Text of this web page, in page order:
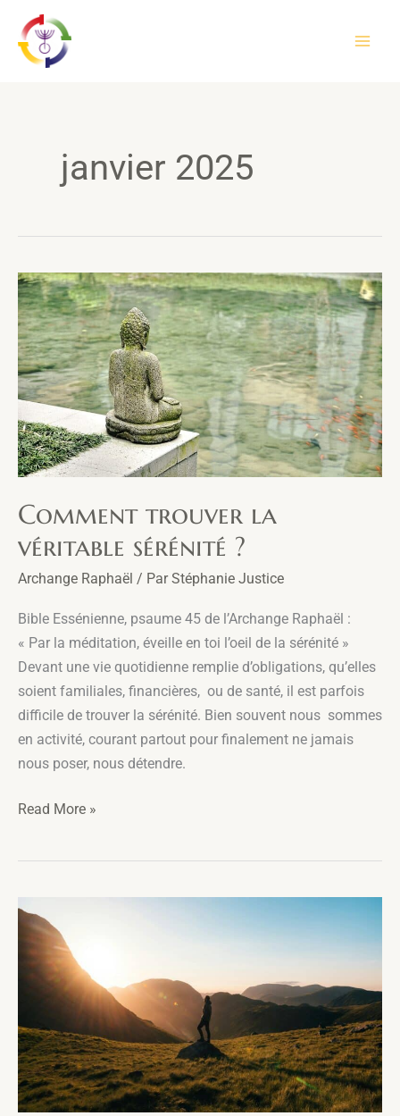
contenu
janvier 2025
Comment trouver la
véritable sérénité ?
Archange Raphaël / ParStéphanie Justice
Bible Essénienne, psaume 45 de l’Archange Raphaël :
« Par la méditation, éveille en toi l’oeil de la sérénité »
Devant une vie quotidienne remplie d’obligations, qu’elles
soient familiales, financières, ou de santé, il est parfois
difficile de trouver la sérénité. Bien souvent nous sommes
en activité, courant partout pour finalement ne jamais
nous poser, nous détendre.
Comment
sérénité ?
Read More »